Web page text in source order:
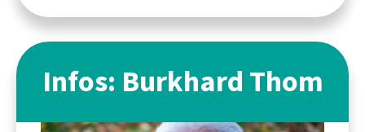
Infos: Burkhard Thom